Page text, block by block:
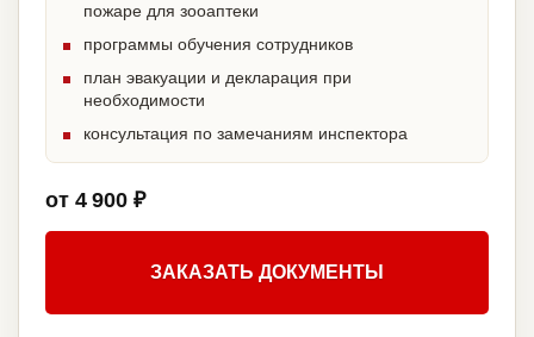
пожаре для зооаптеки
программы обучения сотрудников
план эвакуации и декларация при
необходимости
консультация по замечаниям инспектора
от 4 900 ₽
ЗАКАЗАТЬ ДОКУМЕНТЫ